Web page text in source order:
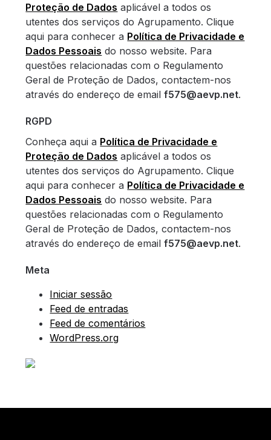
Proteção de Dados aplicável a todos os
utentes dos serviços do Agrupamento. Clique
aqui para conhecer a Política de Privacidade e
Dados Pessoais do nosso website. Para
questões relacionadas com o Regulamento
Geral de Proteção de Dados, contactem-nos
através do endereço de emailf575@aevp.net.
RGPD
Conheça aqui a Política de Privacidade e
Proteção de Dados aplicável a todos os
utentes dos serviços do Agrupamento. Clique
aqui para conhecer a Política de Privacidade e
Dados Pessoais do nosso website. Para
questões relacionadas com o Regulamento
Geral de Proteção de Dados, contactem-nos
através do endereço de emailf575@aevp.net.
Meta
Iniciar sessão
Feed de entradas
Feed de comentários
WordPress.org